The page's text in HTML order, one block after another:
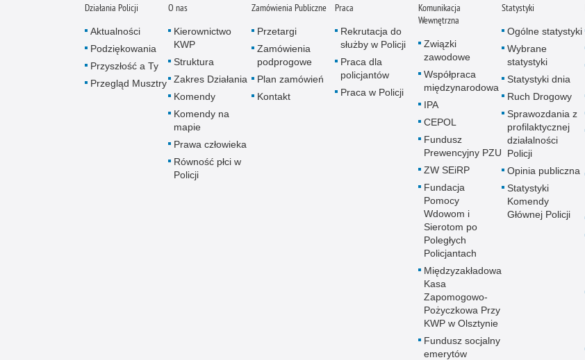
Działania Policji
Aktualności
Podziękowania
Przyszłość a Ty
Przegląd Musztry
O nas
Kierownictwo
KWP
Struktura
Zakres Działania
Komendy
Komendy na
mapie
Prawa człowieka
Równość płci w
Policji
Zamówienia Publiczne
Przetargi
Zamówienia
podprogowe
Plan zamówień
Kontakt
Praca
Rekrutacja do
służby w Policji
Praca dla
policjantów
Praca w Policji
Komunikacja
Wewnętrzna
Związki
zawodowe
Współpraca
międzynarodowa
IPA
CEPOL
Fundusz
Prewencyjny PZU
ZW SEiRP
Fundacja
Pomocy
Wdowom i
Sierotom po
Poległych
Policjantach
Międzyzakładowa
Kasa
Zapomogowo-
Pożyczkowa Przy
KWP w Olsztynie
Fundusz socjalny
emerytów
Statystyki
Ogólne statystyki
Wybrane
statystyki
Statystyki dnia
Ruch Drogowy
Sprawozdania z
profilaktycznej
działalności
Policji
Opinia publiczna
Statystyki
Komendy
Głównej Policji